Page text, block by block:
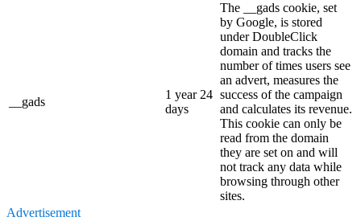
__gads
1 year 24
days
The __gads cookie, set
by Google, is stored
under DoubleClick
domain and tracks the
number of times users see
an advert, measures the
success of the campaign
and calculates its revenue.
This cookie can only be
read from the domain
they are set on and will
not track any data while
browsing through other
sites.
Advertisement